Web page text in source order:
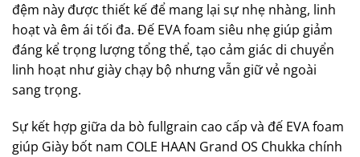
đệm này được thiết kế để mang lại sự nhẹ nhàng, linh
hoạt và êm ái tối đa. Đế EVA foam siêu nhẹ giúp giảm
đáng kể trọng lượng tổng thể, tạo cảm giác di chuyển
linh hoạt như giày chạy bộ nhưng vẫn giữ vẻ ngoài
sang trọng.
Sự kết hợp giữa da bò fullgrain cao cấp và đế EVA foam
giúp Giày bốt nam COLE HAAN Grand OS Chukka chính